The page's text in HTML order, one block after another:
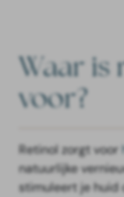
Waar is
voor?
Retinol zorgt voor
natuurlijke
stimuleert je huid